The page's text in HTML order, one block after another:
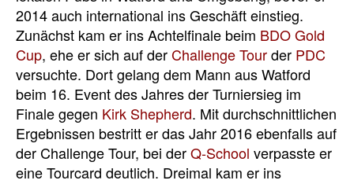
2014 auch international ins Geschäft einstieg.
Zunächst kam er ins Achtelfinale beim BDO Gold
Cup, ehe er sich auf derChallenge Tourder PDC
versuchte. Dort gelang dem Mann aus Watford
beim 16. Event des Jahres der Turniersieg im
Finale gegen Kirk Shepherd. Mit durchschnittlichen
Ergebnissen bestritt er das Jahr 2016 ebenfalls auf
der Challenge Tour, bei derQ-School verpasste er
eine Tourcard deutlich. Dreimal kam er ins